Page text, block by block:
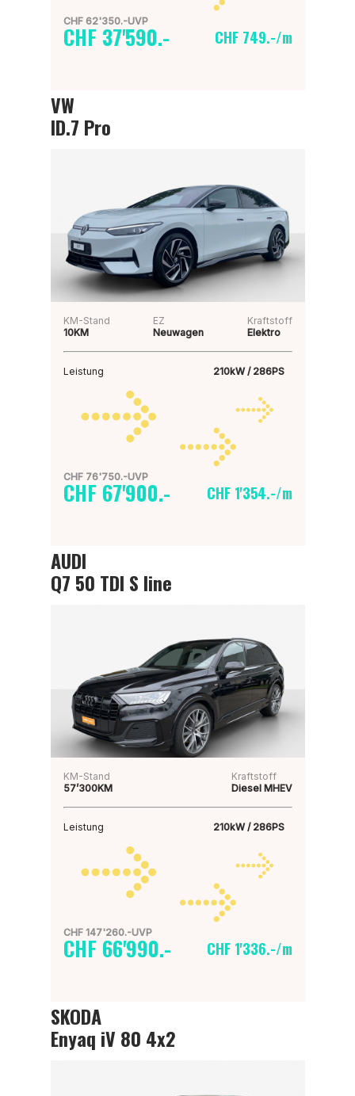
CHF 62'350.-UVP
CHF 37'590.- CHF 749.-/m
VW
ID.7 Pro
KM-Stand
10KM
EZ
Neuwagen
Kraftstoff
Elektro
Leistung 210kW / 286PS
CHF 76'750.-UVP
CHF 67'900.- CHF 1'354.-/m
AUDI
Q7 50 TDI S line
KM-Stand
57’300KM
Kraftstoff
Diesel MHEV
Leistung 210kW / 286PS
CHF 147'260.-UVP
CHF 66'990.- CHF 1'336.-/m
SKODA
Enyaq iV 80 4x2